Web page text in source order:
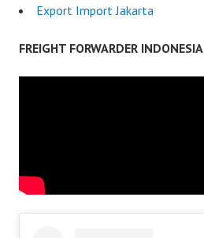
Export Import Jakarta
FREIGHT FORWARDER INDONESIA